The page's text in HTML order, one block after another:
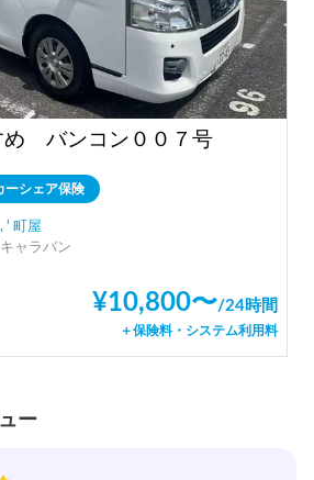
め バンコン００７号
ーシェア保険
' 町屋
ャラバン
¥10,800〜/24時間
＋保険料・システム利用料
ー